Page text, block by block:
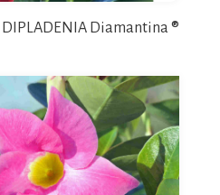
DIPLADENIA Diamantina ®